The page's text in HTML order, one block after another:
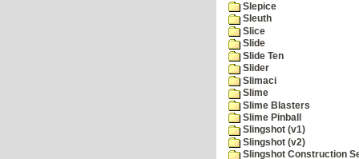
Slepice
Sleuth
Slice
Slide
Slide Ten
Slider
Slimaci
Slime
Slime Blasters
Slime Pinball
Slingshot (v1)
Slingshot (v2)
Slingshot Construction